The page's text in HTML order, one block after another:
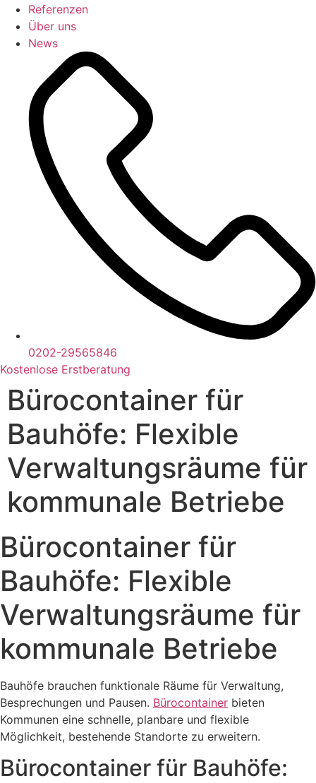
Referenzen
Über uns
News
0202-29565846
Kostenlose Erstberatung
Bürocontainer für
Bauhöfe: Flexible
Verwaltungsräume für
kommunale Betriebe
Bürocontainer für
Bauhöfe: Flexible
Verwaltungsräume für
kommunale Betriebe
Bauhöfe brauchen funktionale Räume für Verwaltung,
Besprechungen und Pausen. Bürocontainer bieten
Kommunen eine schnelle, planbare und flexible
Möglichkeit, bestehende Standorte zu erweitern.
Bürocontainer für Bauhöfe: